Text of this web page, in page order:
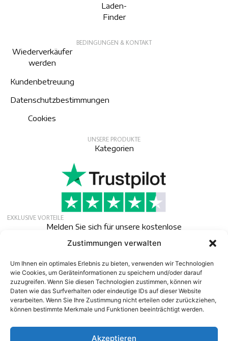
Zustimmungen verwalten
Um Ihnen ein optimales Erlebnis zu bieten, verwenden wir Technologien
wie Cookies, um Geräteinformationen zu speichern und/oder darauf
zuzugreifen. Wenn Sie diesen Technologien zustimmen, können wir
Daten wie das Surfverhalten oder eindeutige IDs auf dieser Website
verarbeiten. Wenn Sie Ihre Zustimmung nicht erteilen oder zurückziehen,
können bestimmte Merkmale und Funktionen beeinträchtigt werden.
Akzeptieren
Laden-
Finder
BEDINGUNGEN & KONTAKT
Wiederverkäufer
werden
Kundenbetreuung
Datenschutzbestimmungen
Cookies
UNSERE PRODUKTE
Kategorien
EXKLUSIVE VORTEILE
Melden Sie sich für unsere kostenlose
Mitgliedschaft an, um exklusive Angebote,
Neuigkeiten und Veranstaltungen zu erhalten.
Newsletter